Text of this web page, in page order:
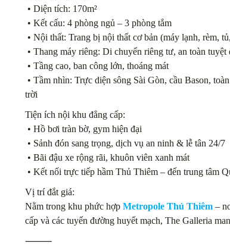
• Diện tích: 170m²
• Kết cấu: 4 phòng ngủ – 3 phòng tắm
• Nội thất: Trang bị nội thất cơ bản (máy lạnh, rèm,
• Thang máy riêng: Di chuyển riêng tư, an toàn tuyệt
• Tầng cao, ban công lớn, thoáng mát
• Tầm nhìn: Trực diện sông Sài Gòn, cầu Bason,
trời
Tiện ích nội khu đẳng cấp:
• Hồ bơi tràn bờ, gym hiện đại
• Sảnh đón sang trọng, dịch vụ an ninh & lễ tân 24/7
• Bãi đậu xe rộng rãi, khuôn viên xanh mát
• Kết nối trực tiếp hầm Thủ Thiêm – đến trung tâm
Vị trí đắt giá:
Nằm trong khu phức hợp Metropole Thủ Thiêm –
cấp và các tuyến đường huyết mạch, The Galleria
⸻